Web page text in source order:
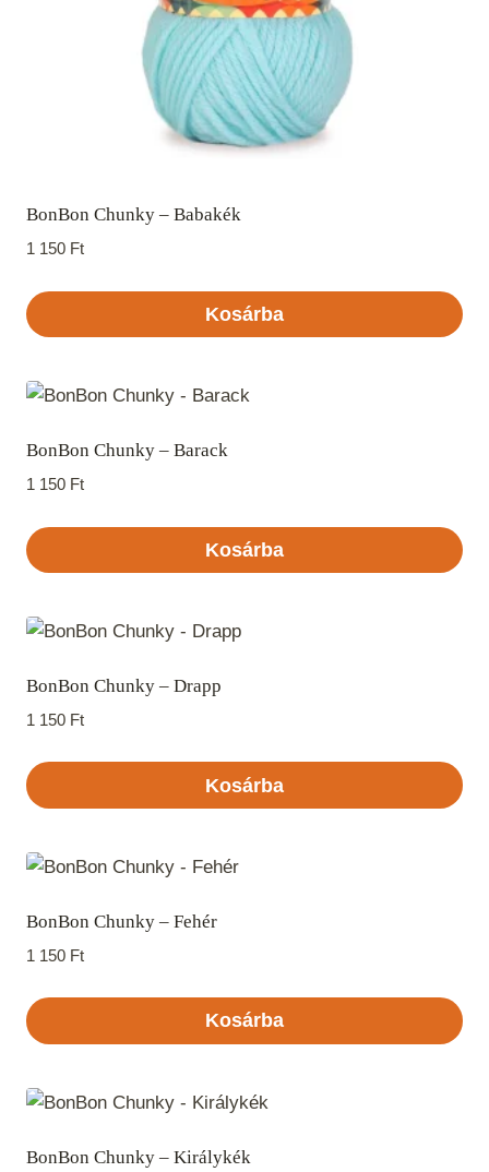
BonBon Chunky – Babakék
1 150 Ft
Kosárba
BonBon Chunky – Barack
1 150 Ft
Kosárba
BonBon Chunky – Drapp
1 150 Ft
Kosárba
BonBon Chunky – Fehér
1 150 Ft
Kosárba
BonBon Chunky – Királykék